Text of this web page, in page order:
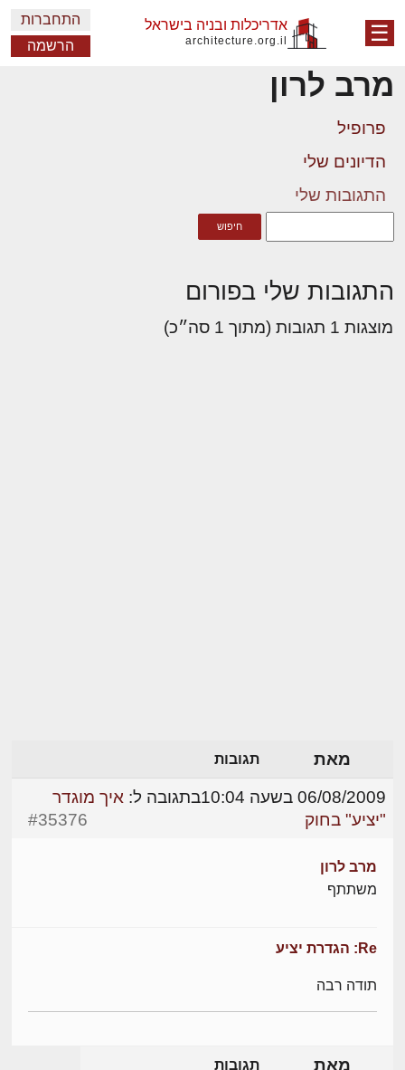
☰ אדריכלות ובניה בישראל
architecture.org.il
התחברות
הרשמה
מרב לרון
פרופיל
הדיונים שלי
התגובות שלי
התגובות שלי בפורום
מוצגות 1 תגובות (מתוך 1 סה״כ)
מאת תגובות
06/08/2009 בשעה 10:04 בתגובה ל: איך מוגדר
"יציע" בחוק
#35376
מרב לרון
משתתף
Re: הגדרת יציע
תודה רבה
מאת תגובות